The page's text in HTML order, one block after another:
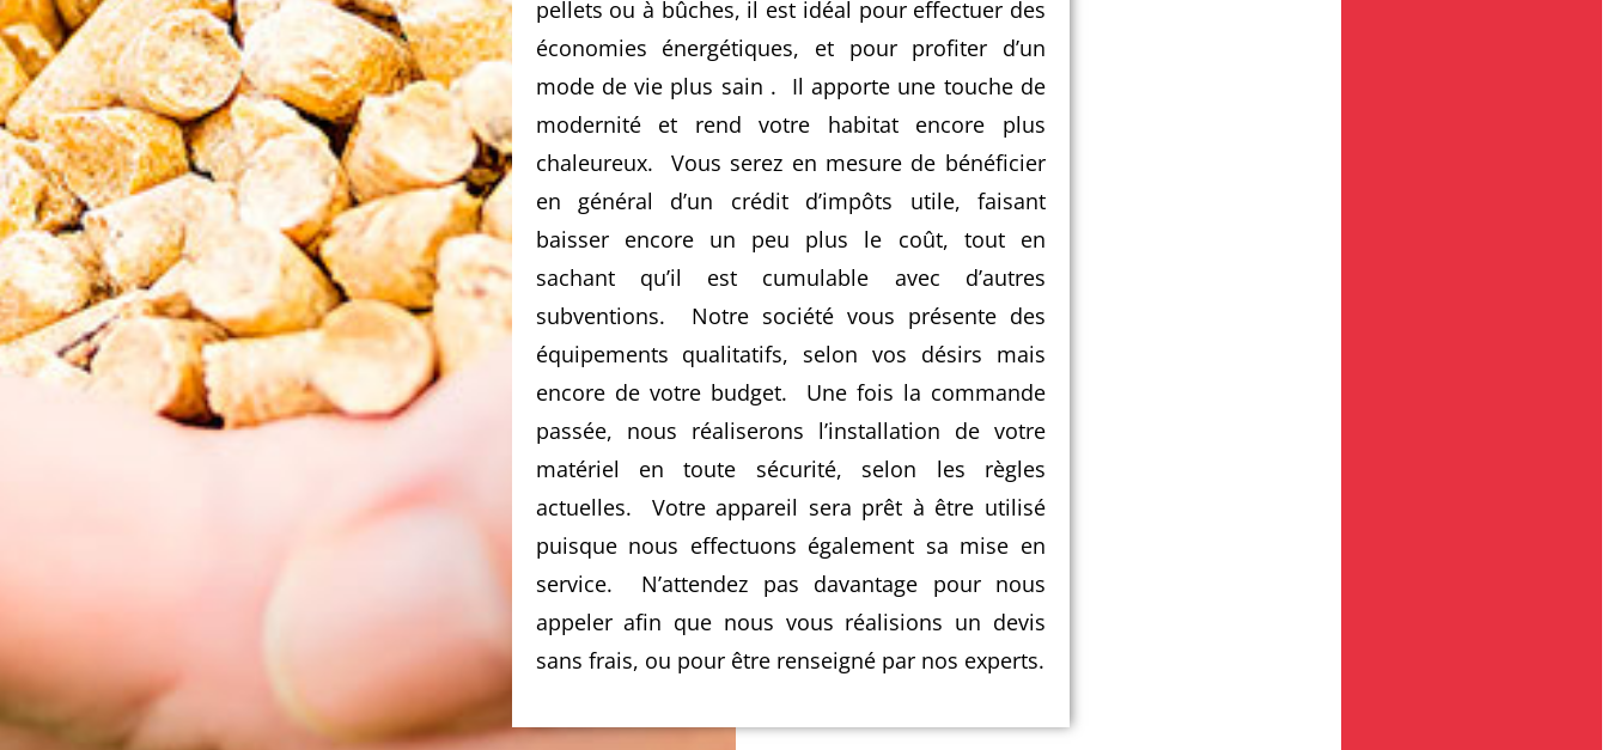
pellets ou à bûches, il est idéal pour effectuer des
économies énergétiques, et pour profiter d’un
mode de vie plus sain . Il apporte une touche de
modernité et rend votre habitat encore plus
chaleureux. Vous serez en mesure de bénéficier
en général d’un crédit d’impôts utile, faisant
baisser encore un peu plus le coût, tout en
sachant qu’il est cumulable avec d’autres
subventions. Notre société vous présente des
équipements qualitatifs, selon vos désirs mais
encore de votre budget. Une fois la commande
passée, nous réaliserons l’installation de votre
matériel en toute sécurité, selon les règles
actuelles. Votre appareil sera prêt à être utilisé
puisque nous effectuons également sa mise en
service. N’attendez pas davantage pour nous
appeler afin que nous vous réalisions un devis
sans frais, ou pour être renseigné par nos experts.